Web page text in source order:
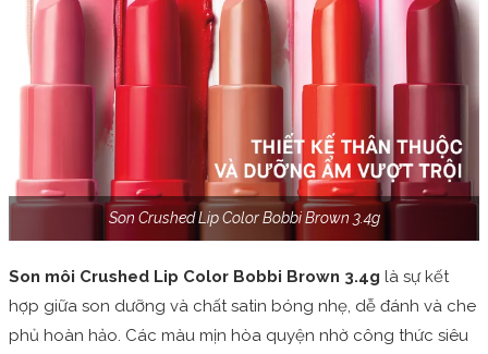
Son Crushed Lip Color Bobbi Brown 3.4g
Son môi Crushed Lip Color Bobbi Brown 3.4g là sự kết
hợp giữa son dưỡng và chất satin bóng nhẹ, dễ đánh và che
phủ hoàn hảo. Các màu mịn hòa quyện nhờ công thức siêu